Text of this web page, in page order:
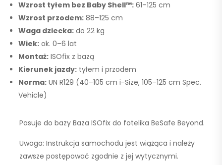
Wzrost tyłem bez Baby Shell™: 61–125 cm
Wzrost przodem: 88–125 cm
Waga dziecka: do 22 kg
Wiek: ok. 0–6 lat
Montaż: ISOfix z bazą
Kierunek jazdy: tyłem i przodem
Norma: UN R129 (40–105 cm i-Size, 105–125 cm Spec.
Vehicle)
Pasuje do bazy Baza ISOfix do fotelika BeSafe Beyond.
Uwaga: Instrukcja samochodu jest wiążąca i należy
zawsze postępować zgodnie z jej wytycznymi.